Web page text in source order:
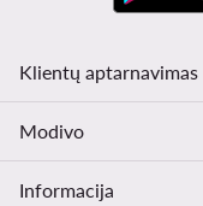
Klientų aptarnavimas
Modivo
Informacija